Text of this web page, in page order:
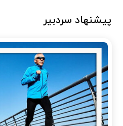
پیشنهاد سردبیر